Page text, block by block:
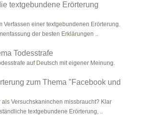
textgebundene Erörterung
Verfassen einer textgebundenen Erörterung.
der besten Erklärungen ..
Todesstrafe
auf Deutsch mit eigener Meinung.
zum Thema "Facebook und
Versuchskaninchen missbraucht? Klar
textgebundene Erörterung, ..